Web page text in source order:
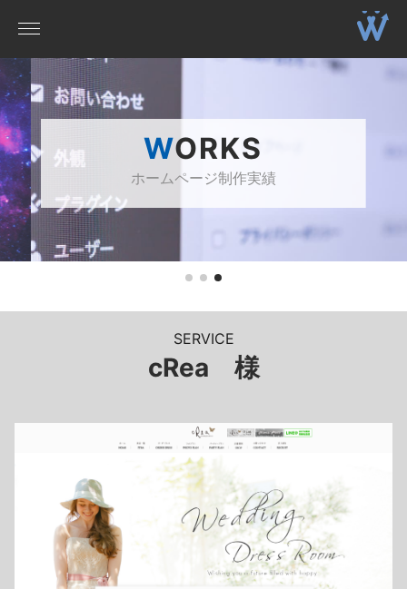
WORKS
ホームページ制作実績
SERVICE
cRea 様